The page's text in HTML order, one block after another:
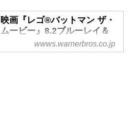
映画『レゴ®バットマン ザ・
ムービー』8.2ブルーレイ＆
DVD発売 レンタル同時開
始 7.5【先行】デジタルセル
wwws.warnerbros.co.jp